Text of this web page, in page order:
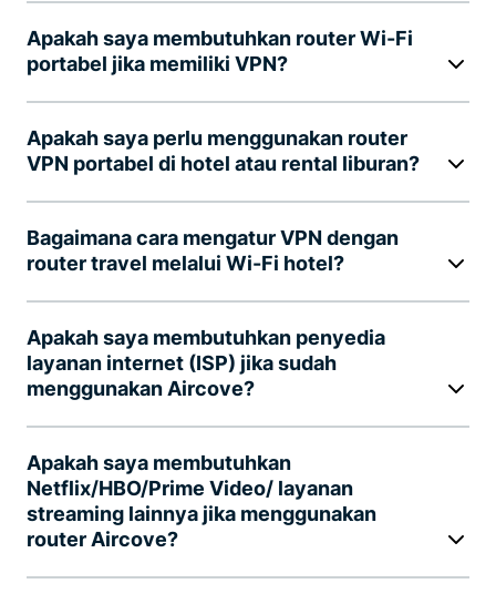
Apakah saya membutuhkan router Wi-Fi
portabel jika memiliki VPN?
Apakah saya perlu menggunakan router
VPN portabel di hotel atau rental liburan?
Bagaimana cara mengatur VPN dengan
router travel melalui Wi-Fi hotel?
Apakah saya membutuhkan penyedia
layanan internet (ISP) jika sudah
menggunakan Aircove?
Apakah saya membutuhkan
Netflix/HBO/Prime Video/ layanan
streaming lainnya jika menggunakan
router Aircove?